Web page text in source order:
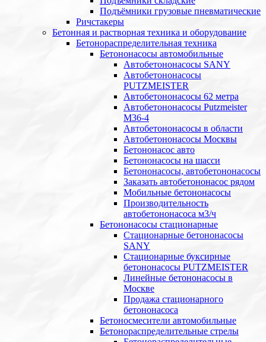
Подъёмники грузовые пневматические
Ричстакеры
Бетонная и растворная техника и оборудование
Бетонораспределительная техника
Бетононасосы автомобильные
Автобетононасосы SANY
Автобетононасосы
PUTZMEISTER
Автобетононасосы 62 метра
Автобетононасосы Putzmeister
M36-4
Автобетононасосы в области
Автобетононасосы Москвы
Бетононасос авто
Бетононасосы на шасси
Бетононасосы, автобетононасосы
Заказать автобетононасос рядом
Мобильные бетононасосы
Производительность
автобетононасоса м3/ч
Бетононасосы стационарные
Стационарные бетононасосы
SANY
Стационарные буксирные
бетононасосы PUTZMEISTER
Линейные бетононасосы в
Москве
Продажа стационарного
бетононасоса
Бетоносмесители автомобильные
Бетонораспределительные стрелы